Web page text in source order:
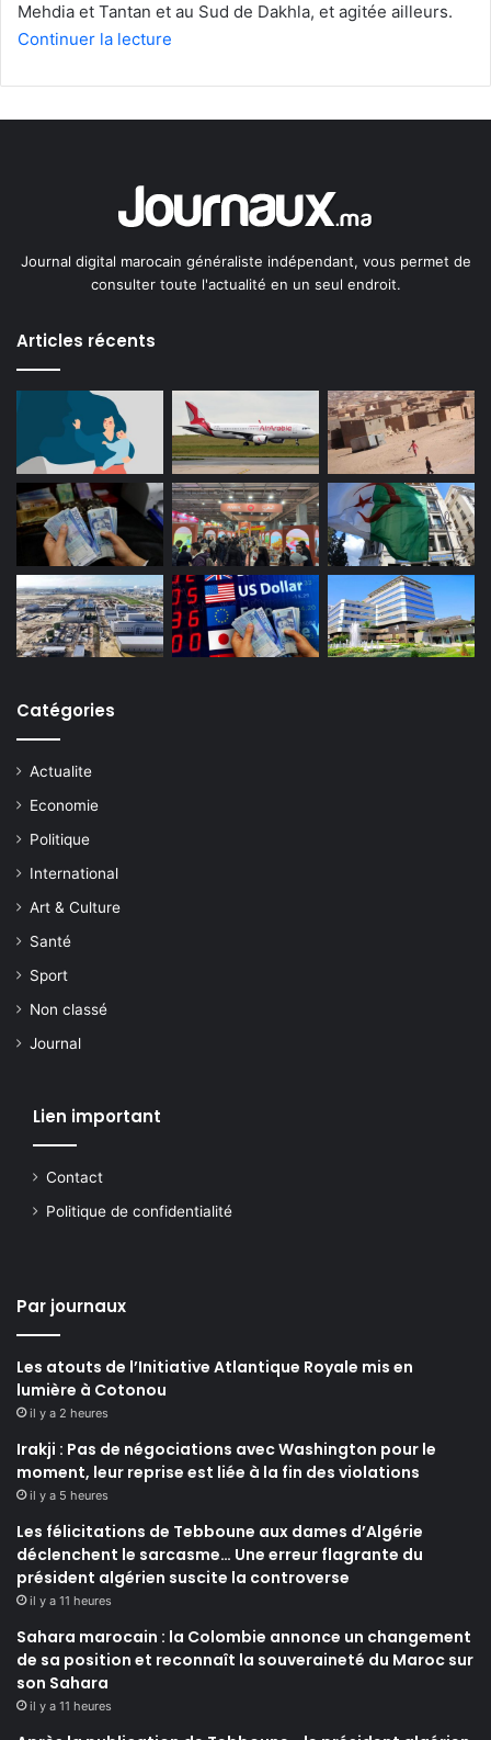
Mehdia et Tantan et au Sud de Dakhla, et agitée ailleurs.
Continuer la lecture
Journal digital marocain généraliste indépendant, vous permet de
consulter toute l'actualité en un seul endroit.
Articles récents
Catégories
Actualite
Economie
Politique
International
Art & Culture
Santé
Sport
Non classé
Journal
Lien important
Contact
Politique de confidentialité
Par journaux
Les atouts de l’Initiative Atlantique Royale mis en
lumière à Cotonou
il y a 2 heures
Irakji : Pas de négociations avec Washington pour le
moment, leur reprise est liée à la fin des violations
il y a 5 heures
Les félicitations de Tebboune aux dames d’Algérie
déclenchent le sarcasme… Une erreur flagrante du
président algérien suscite la controverse
il y a 11 heures
Sahara marocain : la Colombie annonce un changement
de sa position et reconnaît la souveraineté du Maroc sur
son Sahara
il y a 11 heures